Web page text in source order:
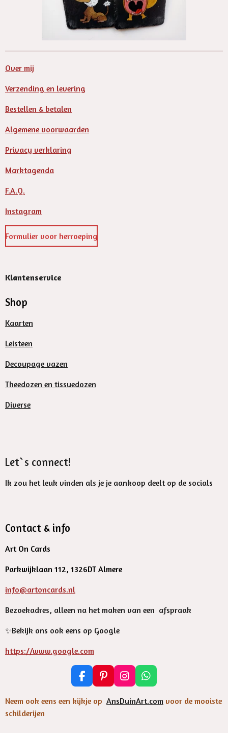
Over mij
Verzending en levering
Bestellen & betalen
Algemene voorwaarden
Privacy verklaring
Marktagenda
F.A.Q.
Instagram
Formulier voor herroeping
Klantenservice
Shop
Kaarten
Leisteen
Decoupage vazen
Theedozen en tissuedozen
Diverse
Let`s connect!
Ik zou het leuk vinden als je je aankoop deelt op de socials
Contact & info
Art On Cards
Parkwijklaan 112, 1326DT Almere
info@artoncards.nl
Bezoekadres, alleen na het maken van een afspraak
✨️Bekijk ons ook eens op Google
https://www.google.com
F
a
c
P
i
n
I
n
s
W
h
a
Neem ook eens een kijkje op AnsDuinArt.com voor de mooiste
schilderijen